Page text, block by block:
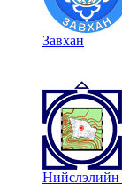
Завхан
Нийслэлийн